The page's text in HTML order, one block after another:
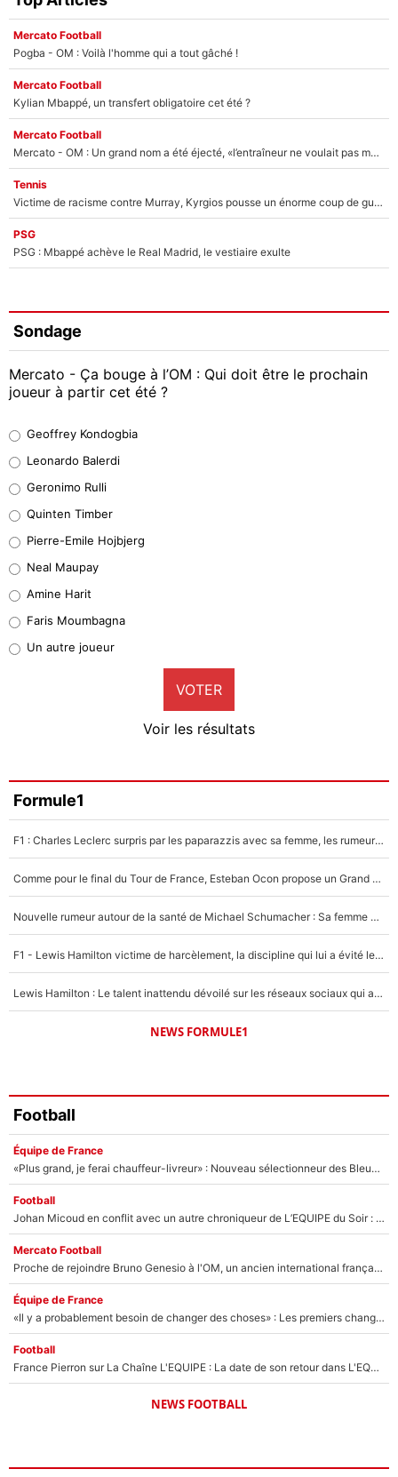
Mercato Football
Pogba - OM : Voilà l'homme qui a tout gâché !
Mercato Football
Kylian Mbappé, un transfert obligatoire cet été ?
Mercato Football
Mercato - OM : Un grand nom a été éjecté, «l’entraîneur ne voulait pas me conserver»
Tennis
Victime de racisme contre Murray, Kyrgios pousse un énorme coup de gueule !
PSG
PSG : Mbappé achève le Real Madrid, le vestiaire exulte
Sondage
Mercato - Ça bouge à l’OM : Qui doit être le prochain
joueur à partir cet été ?
38%
32%
4%
1%
9%
Faris Moumbagna
4%
Un autre joueur
5%
Geoffrey Kondogbia
Leonardo Balerdi
Geronimo Rulli
Quinten Timber
Pierre-Emile Hojbjerg
Neal Maupay
Amine Harit
Faris Moumbagna
Un autre joueur
VOTER
Voir les résultats
Formule1
F1 : Charles Leclerc surpris par les paparazzis avec sa femme, les rumeurs étaient vraies !
Comme pour le final du Tour de France, Esteban Ocon propose un Grand Prix de Formule 1 à Paris : «Autour de l’Arc de Triomphe, ce serait génial» !
Nouvelle rumeur autour de la santé de Michael Schumacher : Sa femme Corinna sort du silence
F1 - Lewis Hamilton victime de harcèlement, la discipline qui lui a évité le pire : «J'aurais probablement mal tourné»
Lewis Hamilton : Le talent inattendu dévoilé sur les réseaux sociaux qui a impressionné Kim Kardashian pendant leurs vacances en amoureux !
NEWS FORMULE1
Football
Équipe de France
«Plus grand, je ferai chauffeur-livreur» : Nouveau sélectionneur des Bleus, Zinédine Zidane s’était imaginé un avenir très différent lorsqu'il était enfant
Football
Johan Micoud en conflit avec un autre chroniqueur de L’EQUIPE du Soir : «Pendant un moment, je ne les ai pas remis ensemble dans l'émission»
Mercato Football
Proche de rejoindre Bruno Genesio à l'OM, un ancien international français va finalement débarquer... sur RMC !
Équipe de France
«Il y a probablement besoin de changer des choses» : Les premiers changements de Zinedine Zidane en équipe de France sont révélés ?
Football
France Pierron sur La Chaîne L'EQUIPE : La date de son retour dans L'EQUIPE de Choc est connue... et c'était très attendu
NEWS FOOTBALL